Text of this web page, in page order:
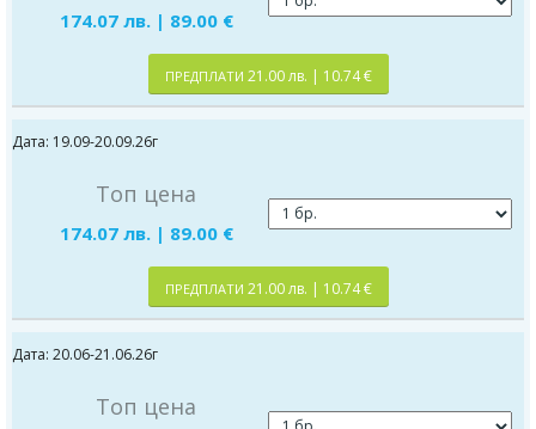
174.07 лв. | 89.00 €
ПРЕДПЛАТИ 21.00 лв. | 10.74 €
Дата: 19.09-20.09.26г
Топ цена
174.07 лв. | 89.00 €
ПРЕДПЛАТИ 21.00 лв. | 10.74 €
Дата: 20.06-21.06.26г
Топ цена